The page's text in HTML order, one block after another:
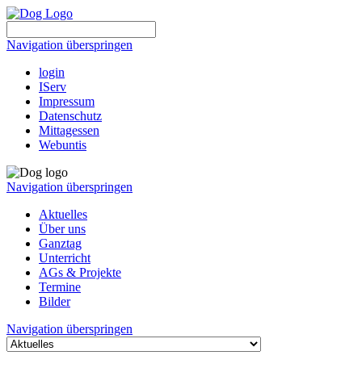
Navigation überspringen
login
IServ
Impressum
Datenschutz
Mittagessen
Webuntis
Navigation überspringen
Aktuelles
Über uns
Ganztag
Unterricht
AGs & Projekte
Termine
Bilder
Navigation überspringen